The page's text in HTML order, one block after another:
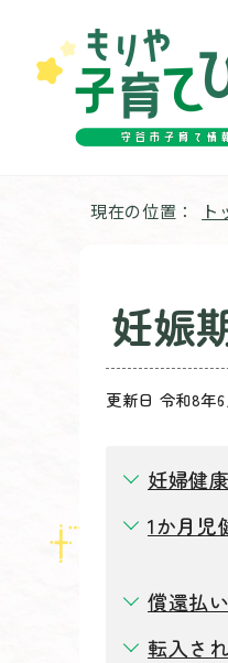
現在の位置： ト
妊娠
更新日 令和8年
妊婦健
1か月児
償還払
転入さ